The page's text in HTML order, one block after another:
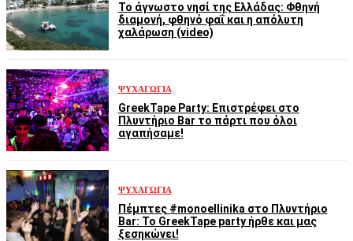
Το άγνωστο νησί της Ελλάδας: Φθηνή
διαμονή, φθηνό φαΐ και η απόλυτη
χαλάρωση (video)
ΨΥΧΑΓΩΓΊΑ
GreekTape Party: Επιστρέφει στο
Πλυντήριο Bar το πάρτι που όλοι
αγαπήσαμε!
ΨΥΧΑΓΩΓΊΑ
Πέμπτες #monoellinika στο Πλυντήριο
Bar: Το GreekTape party ήρθε και μας
ξεσηκώνει!